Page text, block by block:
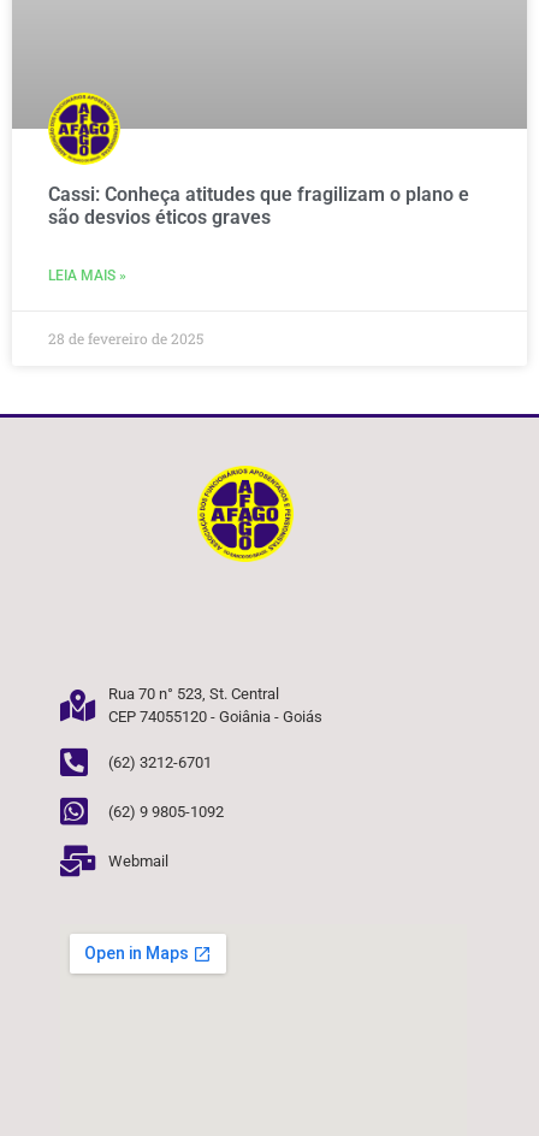
Cassi: Conheça atitudes que fragilizam o plano e
são desvios éticos graves
LEIA MAIS »
28 de fevereiro de 2025
Rua 70 n° 523, St. Central
CEP 74055120 - Goiânia - Goiás
(62) 3212-6701
(62) 9 9805-1092
Webmail